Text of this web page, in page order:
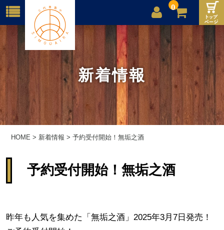
0
店舗案内
ご利用案内
送料
お問合せ
新着情報
HOME > 新着情報 >予約受付開始！無垢之酒
予約受付開始！無垢之酒
昨年も人気を集めた「無垢之酒」2025年3月7日発売！